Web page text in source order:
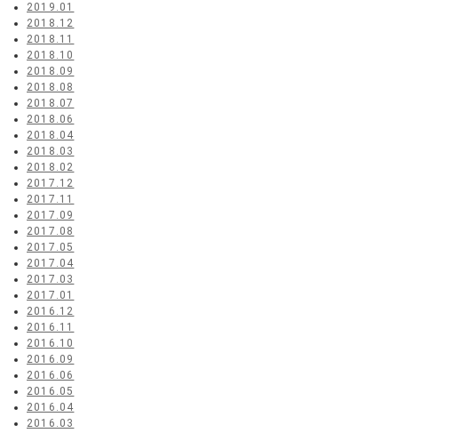
2019.01
2018.12
2018.11
2018.10
2018.09
2018.08
2018.07
2018.06
2018.04
2018.03
2018.02
2017.12
2017.11
2017.09
2017.08
2017.05
2017.04
2017.03
2017.01
2016.12
2016.11
2016.10
2016.09
2016.06
2016.05
2016.04
2016.03